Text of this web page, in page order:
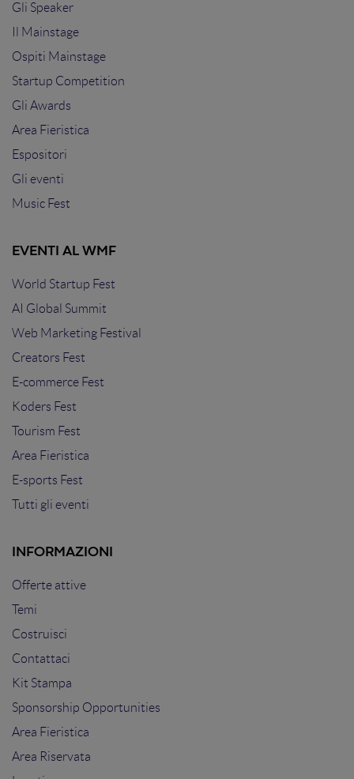
Gli Speaker
Il Mainstage
Ospiti Mainstage
Startup Competition
Gli Awards
Area Fieristica
Espositori
Gli eventi
Music Fest
EVENTI AL WMF
World Startup Fest
AI Global Summit
Web Marketing Festival
Creators Fest
E-commerce Fest
Koders Fest
Tourism Fest
Area Fieristica
E-sports Fest
Tutti gli eventi
INFORMAZIONI
Offerte attive
Temi
Costruisci
Contattaci
Kit Stampa
Sponsorship Opportunities
Area Fieristica
Area Riservata